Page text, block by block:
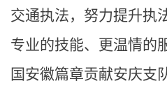
交通执法，努力提升执
专业的技能、更温情的
国安徽篇章贡献安庆支